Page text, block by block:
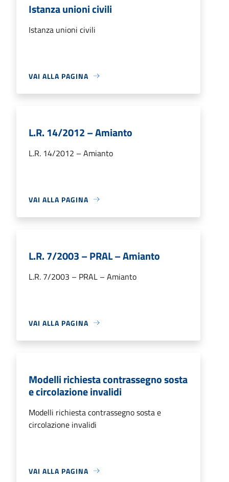
Istanza unioni civili
Istanza unioni civili
VAI ALLA PAGINA
L.R. 14/2012 – Amianto
L.R. 14/2012 – Amianto
VAI ALLA PAGINA
L.R. 7/2003 – PRAL – Amianto
L.R. 7/2003 – PRAL – Amianto
VAI ALLA PAGINA
Modelli richiesta contrassegno sosta
e circolazione invalidi
Modelli richiesta contrassegno sosta e
circolazione invalidi
VAI ALLA PAGINA